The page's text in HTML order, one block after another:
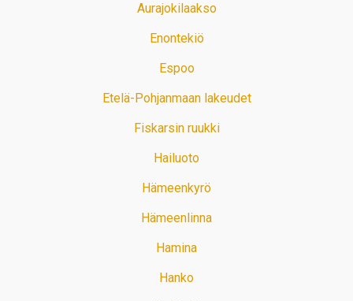
Aurajokilaakso
Enontekiö
Espoo
Etelä-Pohjanmaan lakeudet
Fiskarsin ruukki
Hailuoto
Hämeenkyrö
Hämeenlinna
Hamina
Hanko